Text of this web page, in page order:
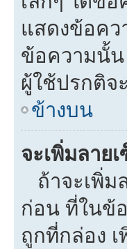
แสดงข้อคว
ข้อความนั้น
ผู้ใช้ปรกติจ
ข้างบน
จะเพิ่มลาย
ถ้าจะเพิ่ม
ก่อน ที่ในข้
ถูกที่กล่อง